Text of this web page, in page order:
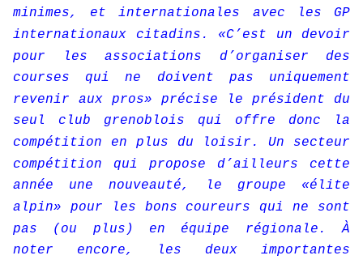
minimes, et internationales avec les GP
internationaux citadins. «C’est un devoir
pour les associations d’organiser des
courses qui ne doivent pas uniquement
revenir aux pros» précise le président du
seul club grenoblois qui offre donc la
compétition en plus du loisir. Un secteur
compétition qui propose d’ailleurs cette
année une nouveauté, le groupe «élite
alpin» pour les bons coureurs qui ne sont
pas (ou plus) en équipe régionale. À
noter encore, les deux importantes